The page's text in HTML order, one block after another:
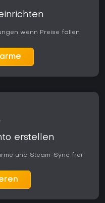
wenn Preise fallen
erstellen
und Steam-Sync frei